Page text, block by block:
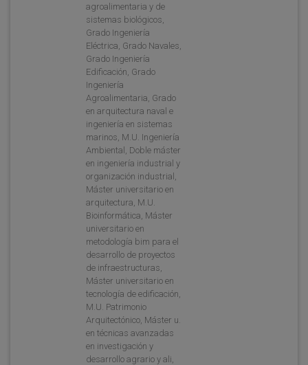
agroalimentaria y de
sistemas biológicos,
Grado Ingeniería
Eléctrica, Grado Navales,
Grado Ingeniería
Edificación, Grado
Ingeniería
Agroalimentaria, Grado
en arquitectura naval e
ingeniería en sistemas
marinos, M.U. Ingeniería
Ambiental, Doble máster
en ingeniería industrial y
organización industrial,
Máster universitario en
arquitectura, M.U.
Bioinformática, Máster
universitario en
metodología bim para el
desarrollo de proyectos
de infraestructuras,
Máster universitario en
tecnología de edificación,
M.U. Patrimonio
Arquitectónico, Máster u.
en técnicas avanzadas
en investigación y
desarrollo agrario y ali,